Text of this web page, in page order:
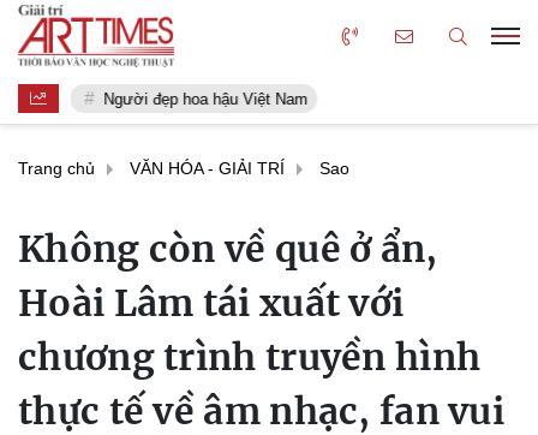
Người đẹp hoa hậu Việt Nam
Trang chủ VĂN HÓA - GIẢI TRÍ Sao
Không còn về quê ở ẩn,
Hoài Lâm tái xuất với
chương trình truyền hình
thực tế về âm nhạc, fan vui